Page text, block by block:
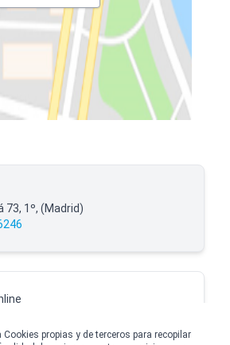
73, 1º, (Madrid)
propias y de terceros para recopilar